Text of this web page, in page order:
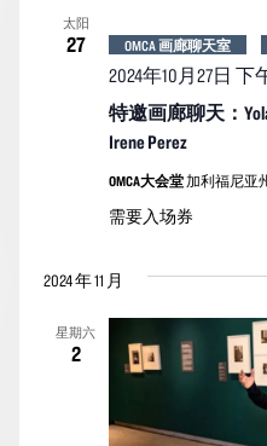
太阳
27
特邀画廊聊天：
Irene Perez
2024年10月27日 下
OMCA 画廊聊天室
OMCA大会堂加利福尼亚
需要入场券
2024 年 11 月
星期六
2